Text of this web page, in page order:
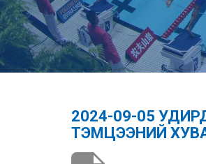
2024-09-05
ТЭМЦЭЭНИЙ